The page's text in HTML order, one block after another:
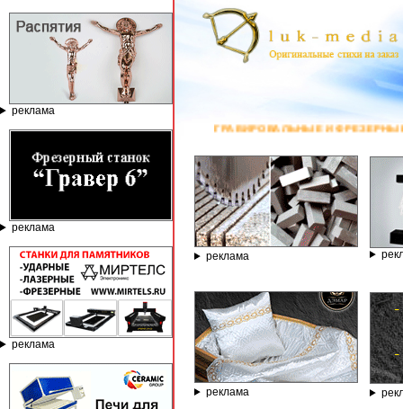
реклама
реклама
реклама
ГРАВИРОВАЛЬНЫЕ И ФРЕЗЕРНЫЕ СТАНКИ ПО КАМНЮ ОТ
реклама
реклама